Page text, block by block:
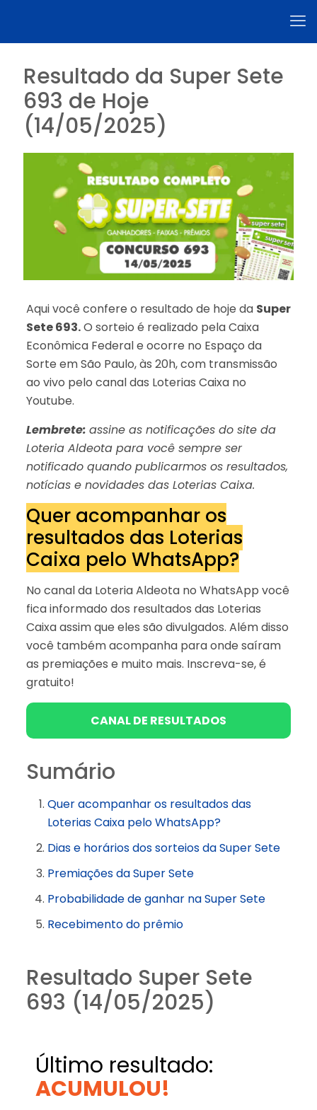
Resultado da Super Sete
693 de Hoje
(14/05/2025)
Aqui você confere o resultado de hoje da Super
Sete 693.O sorteio é realizado pela Caixa
Econômica Federal e ocorre no Espaço da
Sorte em São Paulo, às 20h, com transmissão
ao vivo pelo canal das Loterias Caixa no
Youtube.
Lembrete: assine as notificações do site da
Loteria Aldeota para você sempre ser
notificado quando publicarmos os resultados,
notícias e novidades das Loterias Caixa.
Quer acompanhar os
resultados das Loterias
Caixa pelo WhatsApp?
No canal da Loteria Aldeota no WhatsApp você
fica informado dos resultados das Loterias
Caixa assim que eles são divulgados. Além disso
você também acompanha para onde saíram
as premiações e muito mais. Inscreva-se, é
gratuito!
CANAL DE RESULTADOS
Sumário
Quer acompanhar os resultados das
Loterias Caixa pelo WhatsApp?
Dias e horários dos sorteios da Super Sete
Premiações da Super Sete
Probabilidade de ganhar na Super Sete
Recebimento do prêmio
Resultado Super Sete
693 (14/05/2025)
Último resultado:
ACUMULOU!